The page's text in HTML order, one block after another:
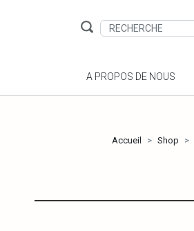
A PROPOS DE NOUS
Accueil Shop